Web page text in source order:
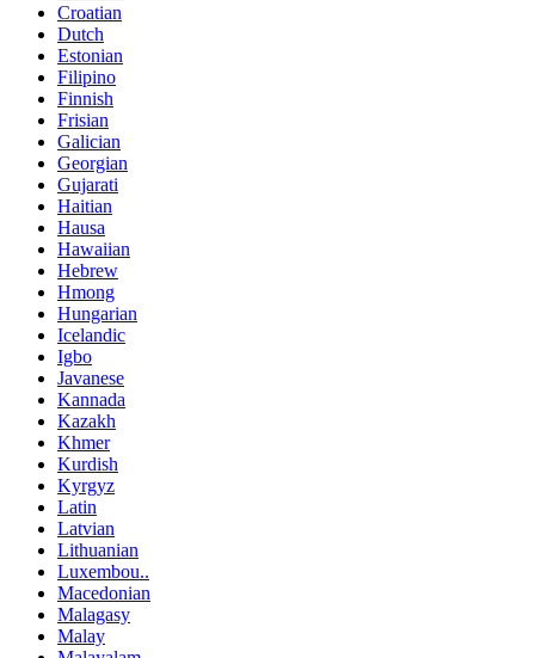
Croatian
Dutch
Estonian
Filipino
Finnish
Frisian
Galician
Georgian
Gujarati
Haitian
Hausa
Hawaiian
Hebrew
Hmong
Hungarian
Icelandic
Igbo
Javanese
Kannada
Kazakh
Khmer
Kurdish
Kyrgyz
Latin
Latvian
Lithuanian
Luxembou..
Macedonian
Malagasy
Malay